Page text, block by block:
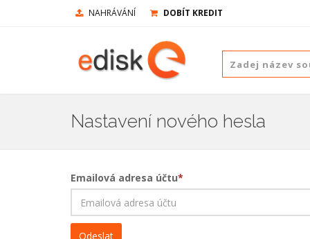
NAHRÁVÁNÍ DOBÍT KREDIT
Nastavení nového hesla
Emailová adresa účtu*